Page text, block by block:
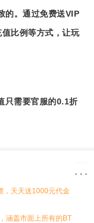
的。通过免费送VIP
比例等方式，让玩
只需要官服的0.1折
，天天送1000元代金
涵盖市面上所有的BT